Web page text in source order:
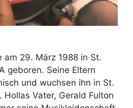
am 29. März 1988 in St.
geboren. Seine Eltern
und wuchsen ihn in St.
Hollas Vater, Gerald Fulton